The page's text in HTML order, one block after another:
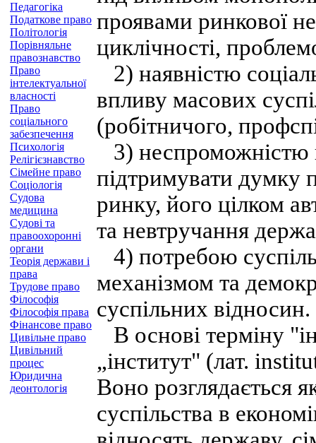
Педагогіка
Податкове право
Політологія
Порівняльне
правознавство
Право
інтелектуальної
власності
Право
соціального
забезпечення
Психологія
Релігієзнавство
Сімейне право
Соціологія
Судова
медицина
Судові та
правоохоронні
органи
Теорія держави і
права
Трудове право
Філософія
Філософія права
Фінансове право
Цивільне право
Цивільний
процес
Юридична
деонтологія
проявами ринкової
циклічності,
2) наявністю
впливу масових
(робітничого,
3) неспроможністю
підтримувати думку
ринку, його цілком
та невтручання
4) потребою
механізмом та
суспільних відносин.
В основі терміну
„інститут" (лат.
Воно розглядається
суспільства в